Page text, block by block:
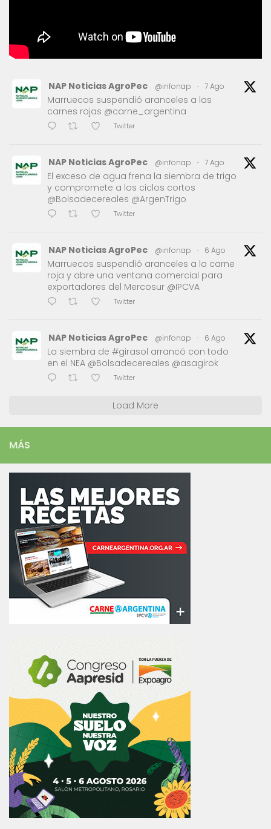
NAP Noticias AgroPec @infonap · 7 Ago
Marruecos suspendió aranceles a las
carnes rojas @carne_argentina
Twitter
NAP Noticias AgroPec @infonap · 7 Ago
El exceso de agua frena la siembra de trigo
y compromete a los ciclos cortos
@Bolsadecereales @ArgenTrigo
Twitter
NAP Noticias AgroPec @infonap · 6 Ago
Marruecos suspendió aranceles a la carne
roja y abre una ventana comercial para
exportadores del Mercosur @IPCVA
Twitter
NAP Noticias AgroPec @infonap · 6 Ago
La siembra de #girasol arrancó con todo
en el NEA @Bolsadecereales @asagirok
Twitter
Load More
MÁS